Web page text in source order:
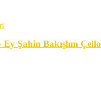
Ey Şahin Bakışlım Çello